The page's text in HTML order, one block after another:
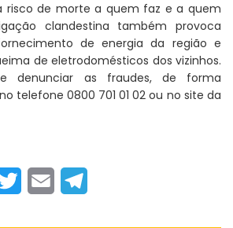
risco de morte a quem faz e a quem
clandestina também provoca
de energia da região e
de eletrodomésticos dos vizinhos.
denunciar as fraudes, de forma
telefone 0800 701 01 02 ou no site da
Twitter Email